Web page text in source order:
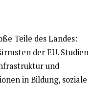
Teile des Landes:
der EU. Studien
und
in Bildung, soziale